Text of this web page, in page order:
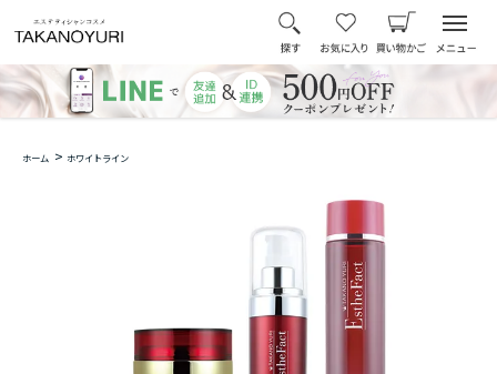
ホーム > ホワイトライン